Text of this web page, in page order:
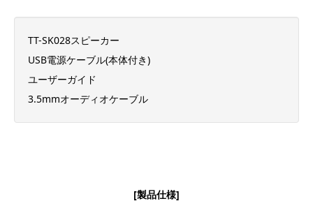
TT-SK028スピーカー
USB電源ケーブル(本体付き)
ユーザーガイド
3.5mmオーディオケーブル
[製品仕様]